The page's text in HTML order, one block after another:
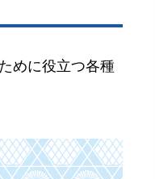
めに役立つ各種